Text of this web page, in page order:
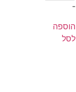
-
הוספה
לסל